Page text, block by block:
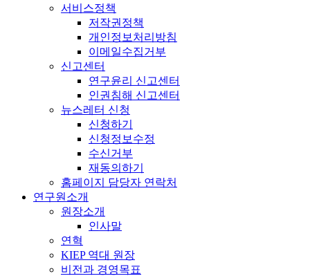
서비스정책
저작권정책
개인정보처리방침
이메일수집거부
신고센터
연구윤리 신고센터
인권침해 신고센터
뉴스레터 신청
신청하기
신청정보수정
수신거부
재동의하기
홈페이지 담당자 연락처
연구원소개
원장소개
인사말
연혁
KIEP 역대 원장
비전과 경영목표